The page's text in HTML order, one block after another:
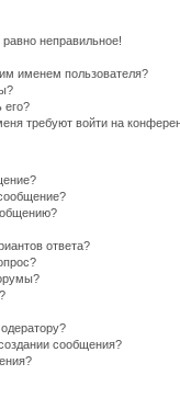
неправильное!
именем пользователя?
его?
требуют войти на
ответа?
сообщения?